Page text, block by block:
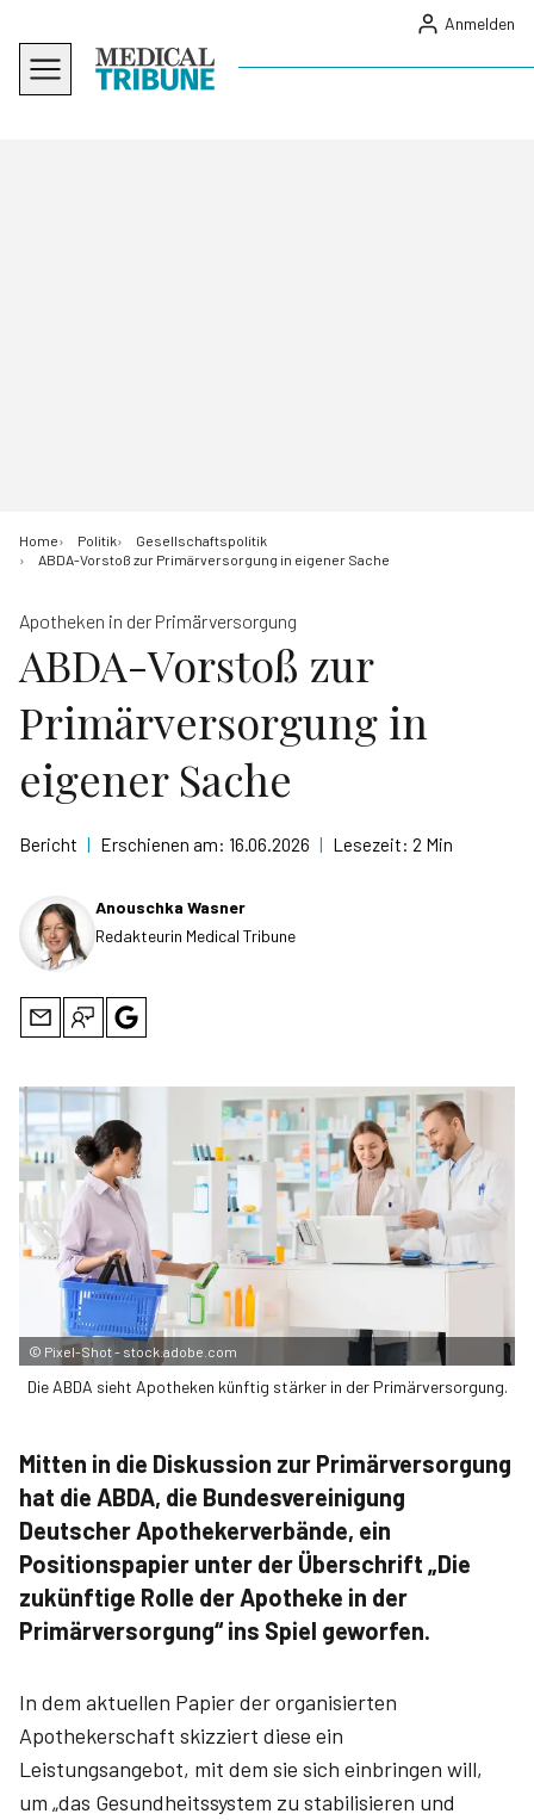
Anmelden
Home Politik
Gesellschaftspolitik
ABDA-Vorstoß zur Primärversorgung in eigener Sache
Apotheken in der Primärversorgung
ABDA-Vorstoß zur
Primärversorgung in
eigener Sache
Bericht | Erschienen am: 16.06.2026 | Lesezeit: 2 Min
Anouschka Wasner
Redakteurin Medical Tribune
© Pixel-Shot - stock.adobe.com
Die ABDA sieht Apotheken künftig stärker in der Primärversorgung.
Mitten in die Diskussion zur Primärversorgung
hat die ABDA, die Bundesvereinigung
Deutscher Apothekerverbände, ein
Positionspapier unter der Überschrift „Die
zukünftige Rolle der Apotheke in der
Primärversorgung“ ins Spiel geworfen.
In dem aktuellen Papier der organisierten
Apothekerschaft skizziert diese ein
Leistungsangebot, mit dem sie sich einbringen will,
um „das Gesundheitssystem zu stabilisieren und